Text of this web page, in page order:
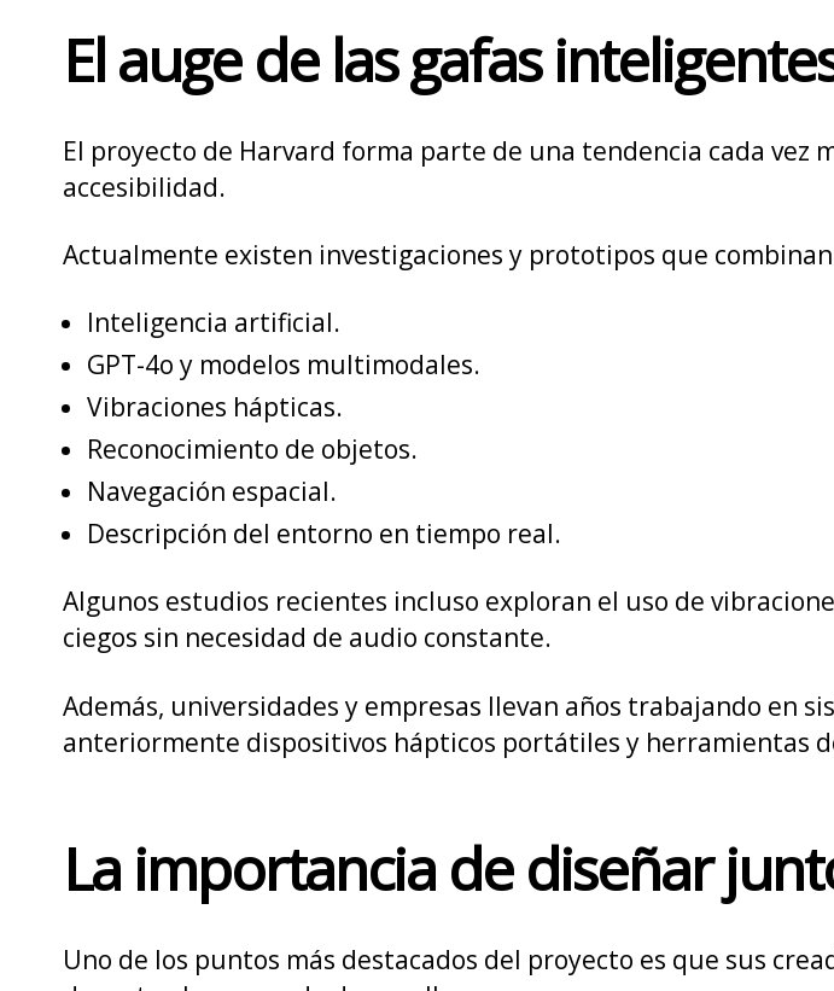
El auge de las gafas
El proyecto de Harvard forma parte de una tendencia cada vez
accesibilidad.
Actualmente existen investigaciones y prototipos que
Inteligencia artificial.
GPT-4o y modelos multimodales.
Vibraciones hápticas.
Reconocimiento de objetos.
Navegación espacial.
Descripción del entorno en tiempo real.
Algunos estudios recientes incluso exploran el uso de
ciegos sin necesidad de audio constante.
Además, universidades y empresas llevan años trabajando en
anteriormente dispositivos hápticos portátiles y herramientas
La importancia de diseñar
Uno de los puntos más destacados del proyecto es que sus